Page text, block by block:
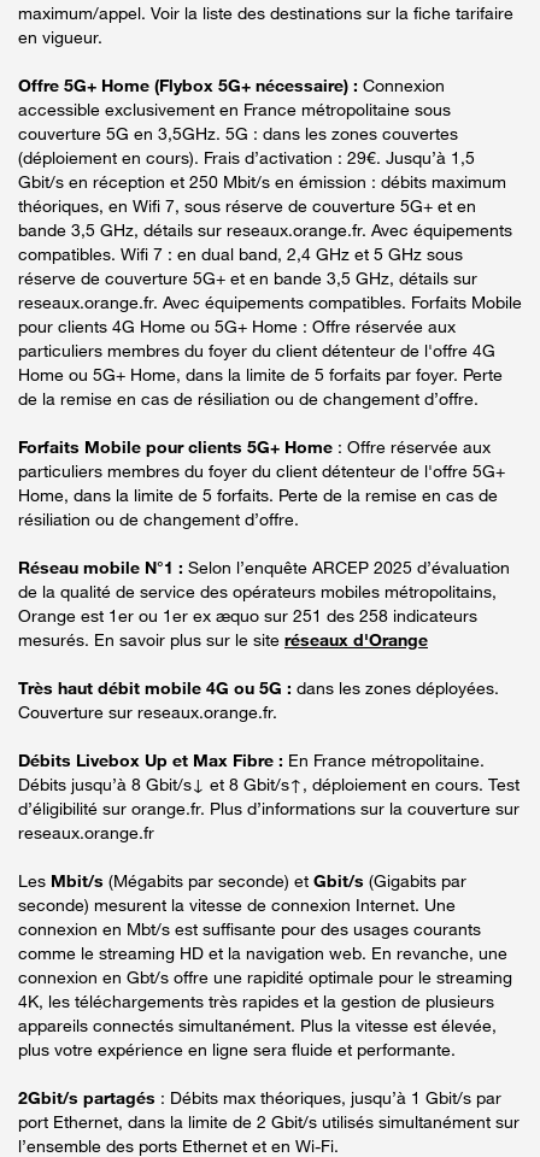
maximum/appel. Voir la liste des destinations sur la fiche tarifaire
en vigueur.
Offre 5G+ Home (Flybox 5G+ nécessaire) : Connexion
accessible exclusivement en France métropolitaine sous
couverture 5G en 3,5GHz. 5G : dans les zones couvertes
(déploiement en cours). Frais d’activation : 29€. Jusqu’à 1,5
Gbit/s en réception et 250 Mbit/s en émission : débits maximum
théoriques, en Wifi 7, sous réserve de couverture 5G+ et en
bande 3,5 GHz, détails sur reseaux.orange.fr. Avec équipements
compatibles. Wifi 7 : en dual band, 2,4 GHz et 5 GHz sous
réserve de couverture 5G+ et en bande 3,5 GHz, détails sur
reseaux.orange.fr. Avec équipements compatibles. Forfaits Mobile
pour clients 4G Home ou 5G+ Home : Offre réservée aux
particuliers membres du foyer du client détenteur de l'offre 4G
Home ou 5G+ Home, dans la limite de 5 forfaits par foyer. Perte
de la remise en cas de résiliation ou de changement d’offre.
Forfaits Mobile pour clients 5G+ Home : Offre réservée aux
particuliers membres du foyer du client détenteur de l'offre 5G+
Home, dans la limite de 5 forfaits. Perte de la remise en cas de
résiliation ou de changement d’offre.
Réseau mobile N°1 : Selon l’enquête ARCEP 2025 d’évaluation
de la qualité de service des opérateurs mobiles métropolitains,
Orange est 1er ou 1er ex æquo sur 251 des 258 indicateurs
mesurés. En savoir plus sur le site réseaux d'Orange
Très haut débit mobile 4G ou 5G : dans les zones déployées.
Couverture sur reseaux.orange.fr.
Débits Livebox Up et Max Fibre : En France métropolitaine.
Débits jusqu’à 8 Gbit/s↓ et 8 Gbit/s↑, déploiement en cours. Test
d’éligibilité sur orange.fr. Plus d’informations sur la couverture sur
reseaux.orange.fr
Les Mbit/s (Mégabits par seconde) et Gbit/s (Gigabits par
seconde) mesurent la vitesse de connexion Internet. Une
connexion en Mbt/s est suffisante pour des usages courants
comme le streaming HD et la navigation web. En revanche, une
connexion en Gbt/s offre une rapidité optimale pour le streaming
4K, les téléchargements très rapides et la gestion de plusieurs
appareils connectés simultanément. Plus la vitesse est élevée,
plus votre expérience en ligne sera fluide et performante.
2Gbit/s partagés : Débits max théoriques, jusqu’à 1 Gbit/s par
port Ethernet, dans la limite de 2 Gbit/s utilisés simultanément sur
l’ensemble des ports Ethernet et en Wi-Fi.